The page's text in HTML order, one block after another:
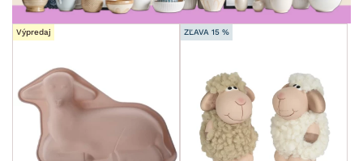
Výpredaj ZĽAVA 15 %